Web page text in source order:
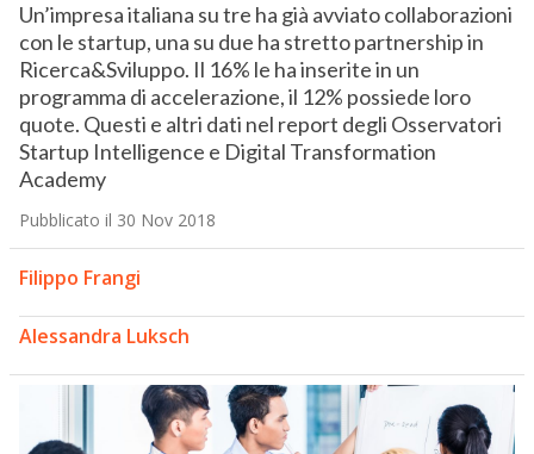
Un’impresa italiana su tre ha già avviato collaborazioni
con le startup, una su due ha stretto partnership in
Ricerca&Sviluppo. Il 16% le ha inserite in un
programma di accelerazione, il 12% possiede loro
quote. Questi e altri dati nel report degli Osservatori
Startup Intelligence e Digital Transformation
Academy
Pubblicato il 30 Nov 2018
Filippo Frangi
Alessandra Luksch